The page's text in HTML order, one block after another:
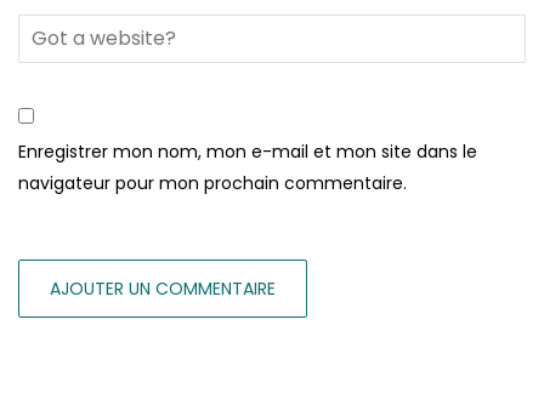
Enregistrer mon nom, mon e-mail et mon site dans le
navigateur pour mon prochain commentaire.